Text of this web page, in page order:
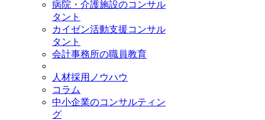
病院・介護施設のコンサル
タント
カイゼン活動支援コンサル
タント
会計事務所の職員教育
人材採用ノウハウ
コラム
中小企業のコンサルティン
グ